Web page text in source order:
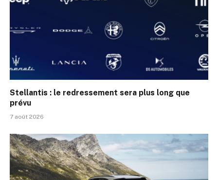
Stellantis : le redressement sera plus long que
prévu
7 août 2026